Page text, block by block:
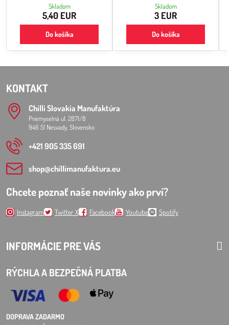
Skladom
5,40 EUR
Do košíka
Skladom
3 EUR
Do košíka
KONTAKT
Chilli Slovakia Manufaktúra
Priemyselná ul. 2871/8
946 51 Nesvady, Slovensko
+421 905 335 691
shop​@chillimanufaktura​.eu
Chcete poznať naše novinky ako prví?
Instagram Twitter X Facebook Youtube Spotify
INFORMÁCIE PRE VÁS
RÝCHLA A BEZPEČNÁ PLATBA
DOPRAVA ZADARMO